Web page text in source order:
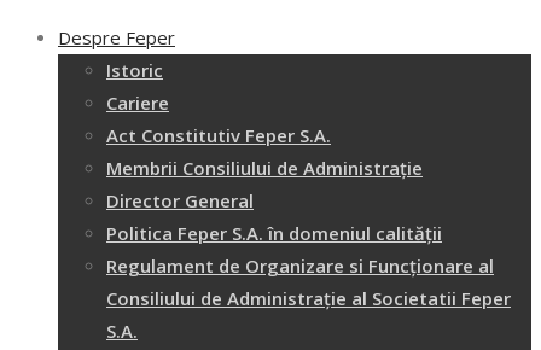
Despre Feper
Istoric
Cariere
Act Constitutiv Feper S.A.
Membrii Consiliului de Administrație
Director General
Politica Feper S.A. în domeniul calității
Regulament de Organizare si Funcționare al
Consiliului de Administrație al Societatii Feper
S.A.